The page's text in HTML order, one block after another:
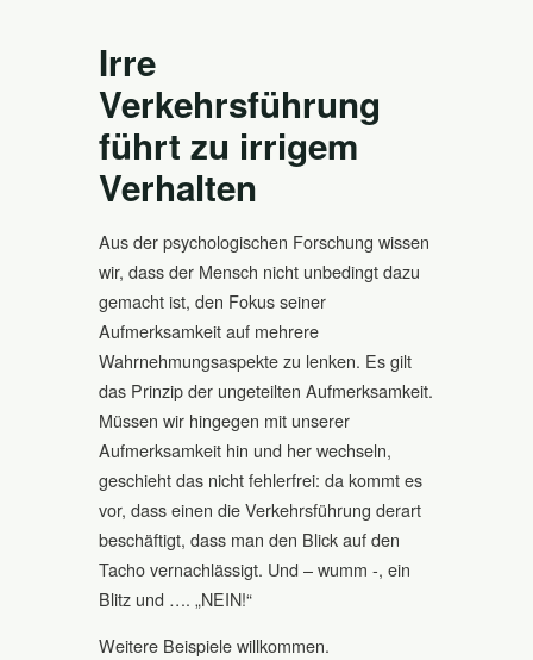
Irre
Verkehrsführung
führt zu irrigem
Verhalten
Aus der psychologischen Forschung wissen
wir, dass der Mensch nicht unbedingt dazu
gemacht ist, den Fokus seiner
Aufmerksamkeit auf mehrere
Wahrnehmungsaspekte zu lenken. Es gilt
das Prinzip der ungeteilten Aufmerksamkeit.
Müssen wir hingegen mit unserer
Aufmerksamkeit hin und her wechseln,
geschieht das nicht fehlerfrei: da kommt es
vor, dass einen die Verkehrsführung derart
beschäftigt, dass man den Blick auf den
Tacho vernachlässigt. Und – wumm -, ein
Blitz und …. „NEIN!“
Weitere Beispiele willkommen.